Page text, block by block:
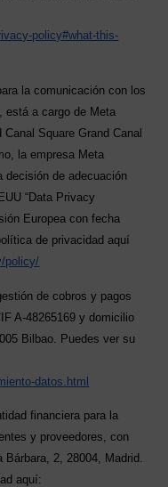
policy#what-this-
la comunicación con los
está a cargo de Meta
Square Grand Canal
la empresa Meta
decisión de adecuación
“Data Privacy
Europea con fecha
de privacidad aquí
policy/
de cobros y pagos
A-48265169 y domicilio
Bilbao. Puedes ver su
datos.html
financiera para la
y proveedores, con
2, 28004, Madrid.
aquí: